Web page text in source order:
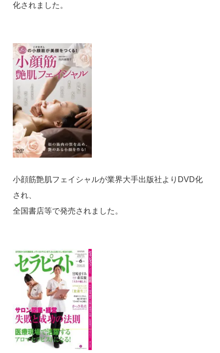
化されました。
小顔筋艶肌フェイシャルが業界大手出版社よりDVD化
され、
全国書店等で発売されました。